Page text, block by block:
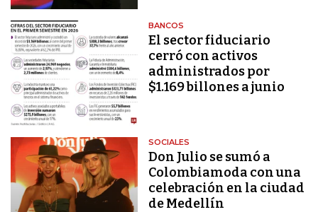
BANCOS
El sector fiduciario
cerró con activos
administrados por
$1.169 billones a junio
SOCIALES
Don Julio se sumó a
Colombiamoda con una
celebración en la ciudad
de Medellín